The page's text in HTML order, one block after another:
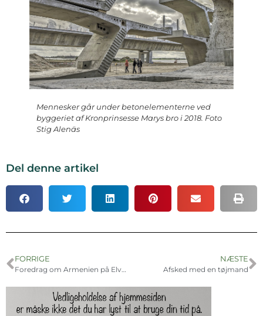
Mennesker går under betonelementerne ved
byggeriet af Kronprinsesse Marys bro i 2018. Foto
Stig Alenäs
Del denne artikel
FORRIGE
Foredrag om Armenien på Elværket
NÆSTE
Afsked med en tøjmand